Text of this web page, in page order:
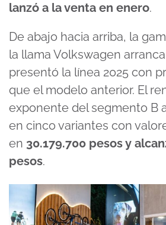
lanzó a la venta en enero.
De abajo hacia arriba, la
la llama Volkswagen
presentó la línea 2025 con
que el modelo anterior. El
exponente del segmento B
en cinco variantes con
en 30.179.700 pesos y
pesos.